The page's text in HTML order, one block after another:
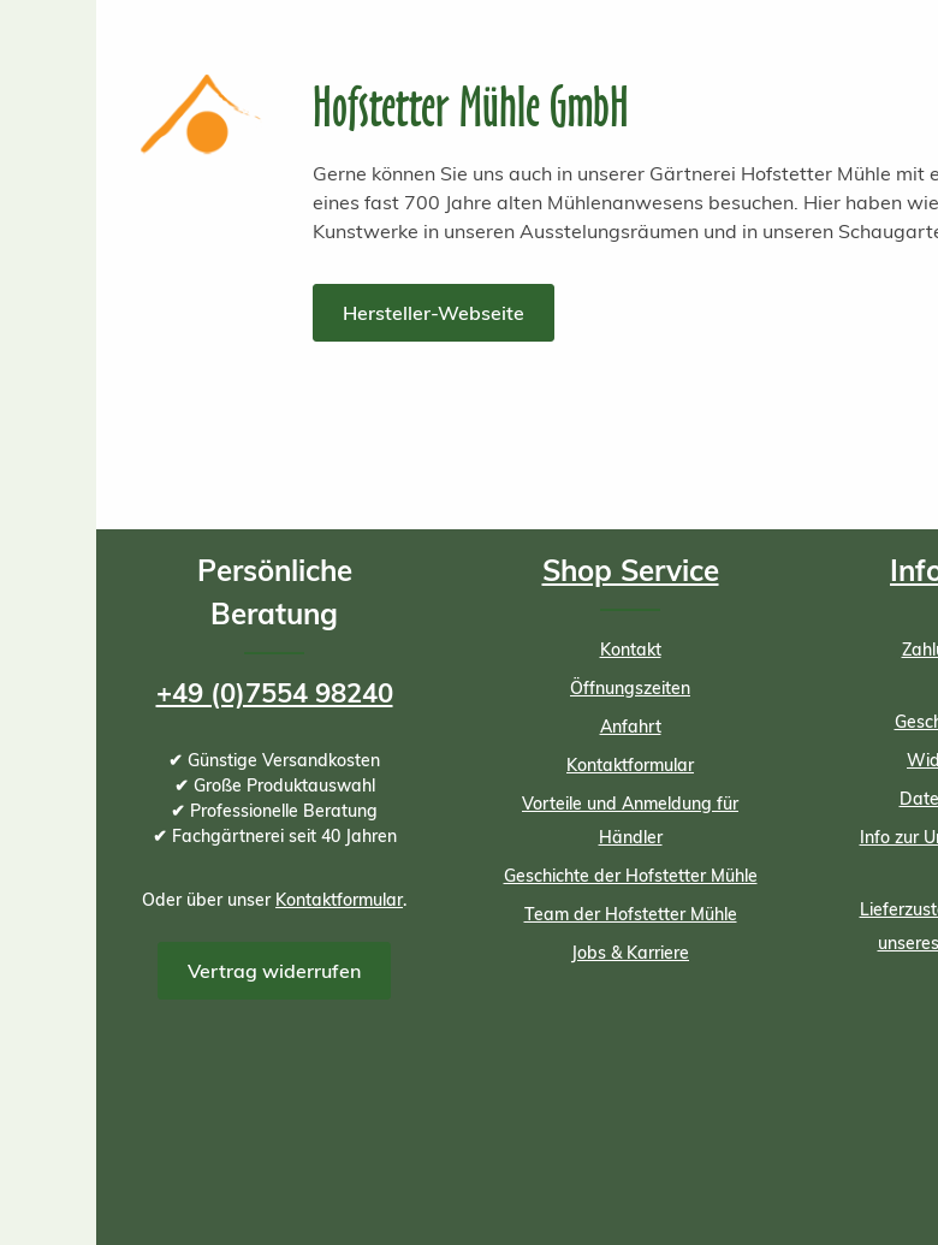
Hofstetter Mühle GmbH
Gerne können Sie uns auch in unserer Gärtnerei Hofstetter Mühle
eines fast 700 Jahre alten Mühlenanwesens besuchen. Hier haben
Kunstwerke in unseren Ausstelungsräumen und in unseren
Hersteller-Webseite
Persönliche
Beratung
+49 (0)7554 98240
✔ Günstige Versandkosten
✔ Große Produktauswahl
✔ Professionelle Beratung
✔ Fachgärtnerei seit 40 Jahren
Oder über unser Kontaktformular.
Vertrag widerrufen
Shop Service
Kontakt
Öffnungszeiten
Anfahrt
Kontaktformular
Vorteile und Anmeldung für
Händler
Geschichte der Hofstetter Mühle
Team der Hofstetter Mühle
Jobs & Karriere
Info zur